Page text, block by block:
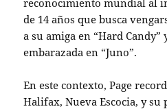
de 14 años que busca
a su amiga en “Hard Candy”
embarazada en “Juno”.
En este contexto, Page
Halifax, Nueva Escocia, y su